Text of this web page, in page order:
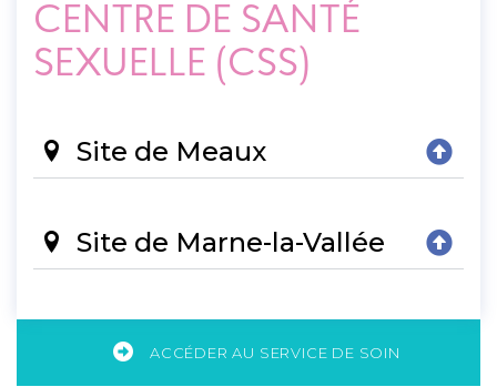
CENTRE DE SANTÉ
SEXUELLE (CSS)
Site de Meaux
Site de Marne-la-Vallée
ACCÉDER AU SERVICE DE SOIN